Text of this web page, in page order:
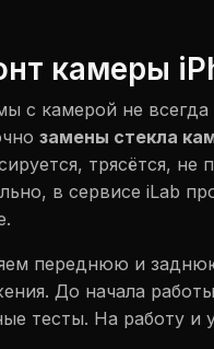
камеры
с камерой не
замены стекла
трясётся, не
в сервисе iLab
переднюю и
До начала
тесты. На работу и